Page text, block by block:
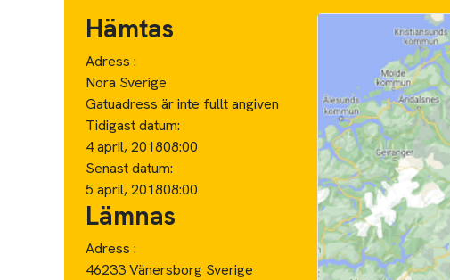
Hämtas
Adress :
Nora Sverige
Gatuadress är inte fullt angiven
Tidigast datum:
4 april, 201808:00
Senast datum:
5 april, 201808:00
Lämnas
Adress :
46233 Vänersborg Sverige